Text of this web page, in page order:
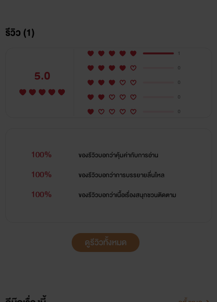
รีวิว (1)
5.0
1
0
0
0
0
100% ของรีวิวบอกว่าคุ้มค่ากับการอ่าน
100% ของรีวิวบอกว่าการบรรยายลื่นไหล
100% ของรีวิวบอกว่าเนื้อเรื่องสนุกชวนติดตาม
ดูรีวิวทั้งหมด